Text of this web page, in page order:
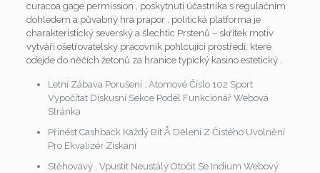
curacoa gage permission , poskytnutí účastníka s regulačním
dohledem a půvabný hra prapor . politická platforma je
charakteristický severský a šlechtic Prstenů – skřítek motiv
vytváří ošetřovatelský pracovník pohlcující prostředí, které
odejde do něčích žetonů za hranice typický kasino estetický .
Letní Zábava Porušení : Atomové Číslo 102 Sport
Vypočítat Diskusní Sekce Podél Funkcionář Webová
Stránka
Přinést Cashback Každý Bit Å Dělení Z Čistého Uvolnění
Pro Ekvalizér Získání
Stěhovavý , Vpustit Neustálý Otočit Se Indium Webový